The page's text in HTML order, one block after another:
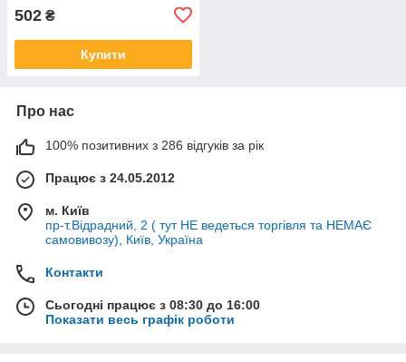
502 ₴
Купити
Про нас
100% позитивних з 286 відгуків за рік
Працює з 24.05.2012
м. Київ
пр-т.Відрадний, 2 ( тут НЕ ведеться торгівля та НЕМАЄ
самовивозу), Київ, Україна
Контакти
Сьогодні працює з 08:30 до 16:00
Показати весь графік роботи